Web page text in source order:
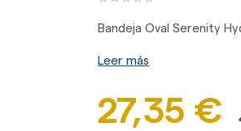
Bandeja Oval Serenity
Leer más
27,35 €